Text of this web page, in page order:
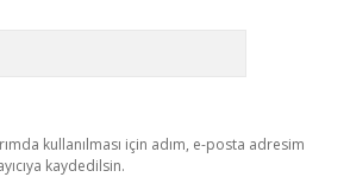
kullanılması için adım, e-posta adresim
kaydedilsin.